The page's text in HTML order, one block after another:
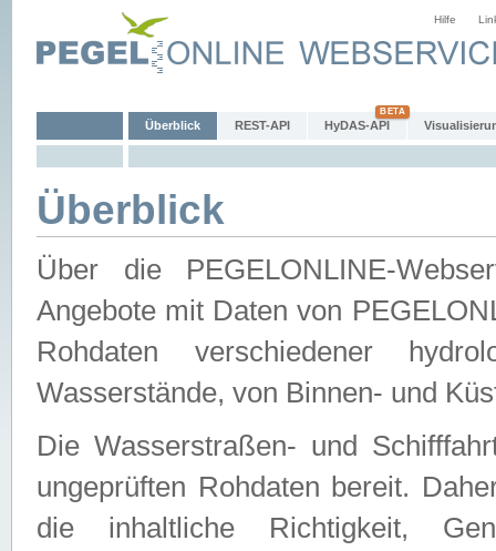
Hilfe
Überblick REST-API HyDAS-API
Überblick
Über die PEGELONLINE-
Angebote mit Daten von
Rohdaten verschiedener
Wasserstände, von Binnen- und
Die Wasserstraßen- und
ungeprüften Rohdaten bereit.
die inhaltliche Richtigkeit,